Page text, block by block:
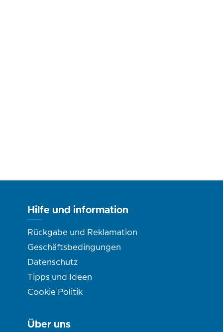
Hilfe und information
Rückgabe und Reklamation
Geschäftsbedingungen
Datenschutz
Tipps und Ideen
Cookie Politik
Über uns